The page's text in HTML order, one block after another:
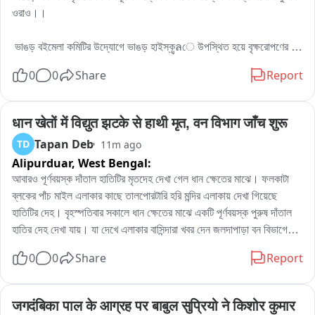
ਸਾਬਕਾ ਮੰਤਰੀ ਕਾਕਾ ਰਣਦੀਪ ਸਿੰਘ ਨਾਭਾ ਨੇ ਸਰਕਾਰ ਨੂੰ ਘੇਰਿਆ
ਸਾਬਕਾ ਕੈਬਨਿਟ ਮੰਤਰੀ ਕਾਕਾ ਰਣਦੀਪ ਸਿੰਘ ਨਾਭਾ ਨੇ ਇਸ ਮੁੱਦੇ ਲਈ ਸਿੱਧੇ
ਉਨ੍ਹਾਂ ਦਾ ਕਹਿਣਾ ਹੈ ਕਿ ਮੌਜੂਦਾ ਸਰਕਾਰ ਦੀ ਨਾਕਾਮੀ ਕਾਰਨ ਪਿਛਲੇ ਕਈ
ਉਨ੍ਹਾਂ ਦੱਸਿਆ ਕਿ ਜਦੋਂ ਕਾਂਗਰਸ ਦੀ ਸਰਕਾਰ ਸੀ ਅਤੇ ਉਨ੍ਹਾਂ ਨੂੰ ਕੈਬਨਿਟ
ਮੰਤਰੀ ਵਜੋਂ ਕੰਮ ਕਰਨ ਦਾ ਮੌਕਾ ਮਿਲਿਆ, ਉਸ ਵੇਲੇ ਨਗਰ ਕੌਂਸਲ 'ਤੇ
ਕਰੀਬ 34 ਕਰੋੜ ਰੁਪਏ ਦਾ ਵਿੱਤੀ ਬੋਝ ਸੀ। ਇਸਦੇ ਬਾਵਜੂਦ ਕੋਸ਼ਿਸ਼ ਕਰਕੇ
ਇਹ ਪ੍ਰੋਜੈਕਟ ਲੋਕ ਨਿਰਮਾਣ ਵਿਭਾਗ ਨੂੰ ਸੌਂਪਿਆ ਗਿਆ ਅਤੇ ਕਾਂਗਰਸ
ਸਰਕਾਰ ਦੌਰਾਨ ਪੁਲ ਦੇ ਚੜ੍ਹਨ-ਉਤਰਨ ਵਾਲੇ ਹਿੱਸੇ ਦਾ ਕਰੀਬ 80 ਫੀਸਦੀ
ਕੰਮ ਪੂਰਾ ਕਰਵਾਇਆ ਗਿਆ。
ਕੰਮ ਕਰੀਬ 18 ਕਰੋੜ ਰੁਪਏ ਦੀ ਲਾਗਤ ਨਾਲ ਹੋਣਾ ਸੀ, ਪਰ ਜ਼ਮੀਨੀ
ਮੁਆਵਜ਼ੇ ਵਿੱਚੋਂ ਪਹਿਲੀ 8 ਕਰੋੜ ਰੁਪਏ ਦੀ ਕਿਸਤ ਵੀ ਜਾਰੀ ਹੋ ਗਈ ਸੀ, ਪਰ
ਬਾਅਦ ਵਿੱਚ ਇਸ ਪ੍ਰਕਿਰਿਆ ਨੂੰ ਅੱਗੇ ਨਹੀਂ ਵਧਾਇਆ ਗਿਆ।
ওরাও।।
ভাঙড় বইমেলা কমিটির উদ্যোগে ভাঙড় হাইস্কูลে উপস্থিত হয়ে বৃক্ষরোপণের
মন্ত্রী।।
পাশাপাশি সুন্দরবনে ১৬শো হেক্টর দখলকৃত জমি উদ্ধার করে ম্যানগ্রোভ লাগানো হবে
জানান তিঁনি।।
আগামীদিনে প্রত্যেকটি স্কুল কলেজ মন্দির ও মসজিদ কমিটির হাত দিয়ে বৃক্ষরোপণ
কর্মসূচি চলবে।
0 0 Share Report
धान खेतों में विद्युत झटके से हाथी मृत, वन विभाग जाँच शुरू
TD Tapan Deb 11m ago
Alipurduar, West Bengal:
আবারও পূর্ণবয়স্ক দাঁতাল হাতিটির মৃতদেহ দেখা গেল ধান ক্ষেতের মাঝে। ফলকাটা
ব্লকের পাঁচ মাইল এলাকার কাছে তালপোরটারি হরি মন্দির এলাকায় দেখা গিয়েছে
হাতিটির দেহ। বৃহস্পতিবার সকালে ধান ক্ষেতের মাঝে একটি পূর্ণবয়স্ক পুরুষ দাঁতাল
হাতির দেহ দেখা যায়। যা দেখে এলাকার বাসিন্দারা খবর দেন জলদাপাড়া বন বিভাগে।
পুলিশ। জানা গিয়েছে গতকাল রাতে এলাকায় এসেছিল ছয়টি হাতের একটি দল। এই
মারা হয়েছে। ক্ষেতের মালিকের সঙ্গে কথাবার্তা চালাচ্ছে বন আধিকারিক এবং পুলিশ
0 0 Share Report
जगदंबिका पाल के आग्रह पर बाबुल सुप्रियो ने किशोर कुमार